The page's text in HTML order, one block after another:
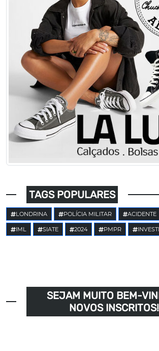
TAGS POPULARES
LONDRINA POLÍCIA MILITAR ACIDENTE
IML SIATE 2024 PMPR
SEJAM MUITO BEM-
NOVOS INSCRITOS!